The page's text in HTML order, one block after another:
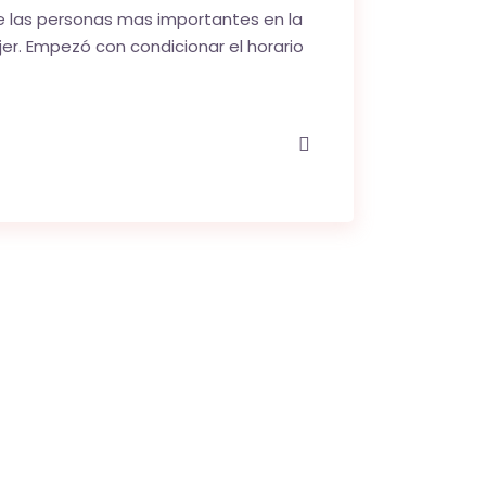
las personas mas importantes en la
Empezó con condicionar el horario